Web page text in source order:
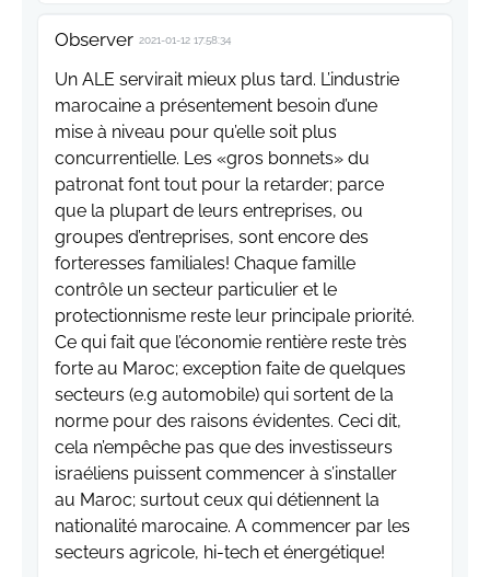
Observer 2021-01-12 17:58:34
Un ALE servirait mieux plus tard. L’industrie
marocaine a présentement besoin d’une
mise à niveau pour qu’elle soit plus
concurrentielle. Les «gros bonnets» du
patronat font tout pour la retarder; parce
que la plupart de leurs entreprises, ou
groupes d’entreprises, sont encore des
forteresses familiales! Chaque famille
contrôle un secteur particulier et le
protectionnisme reste leur principale priorité.
Ce qui fait que l’économie rentière reste très
forte au Maroc; exception faite de quelques
secteurs (e.g automobile) qui sortent de la
norme pour des raisons évidentes. Ceci dit,
cela n’empêche pas que des investisseurs
israéliens puissent commencer à s’installer
au Maroc; surtout ceux qui détiennent la
nationalité marocaine. A commencer par les
secteurs agricole, hi-tech et énergétique!